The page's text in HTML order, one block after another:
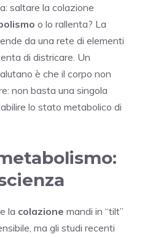
saltare la colazione
o lo rallenta? La
da una rete di elementi
di districare. Un
è che il corpo non
non basta una singola
lo stato metabolico di
la colazione mandi in “tilt”
ma gli studi recenti